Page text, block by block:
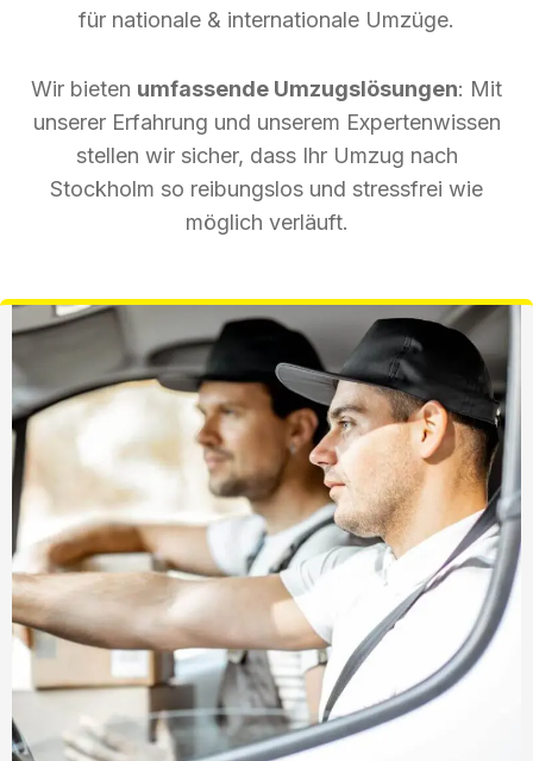
für nationale & internationale Umzüge.
Wir bieten umfassende Umzugslösungen: Mit
unserer Erfahrung und unserem Expertenwissen
stellen wir sicher, dass Ihr Umzug nach
Stockholm so reibungslos und stressfrei wie
möglich verläuft.